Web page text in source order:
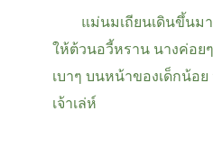
แม่นมเถียนเดินขึ้นม
ให้ต้วนอวี้หราน นางค่อย
เบาๆ บนหน้าของเด็กน้อ
เจ้าเล่ห์